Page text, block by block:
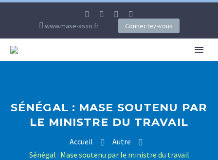
www.mase-asso.fr Connectez-vous
SÉNÉGAL : MASE SOUTENU PAR
LE MINISTRE DU TRAVAIL
Accueil
Autre
Sénégal : Mase soutenu par le ministre du travail